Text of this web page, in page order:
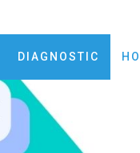
DIAGNOSTIC